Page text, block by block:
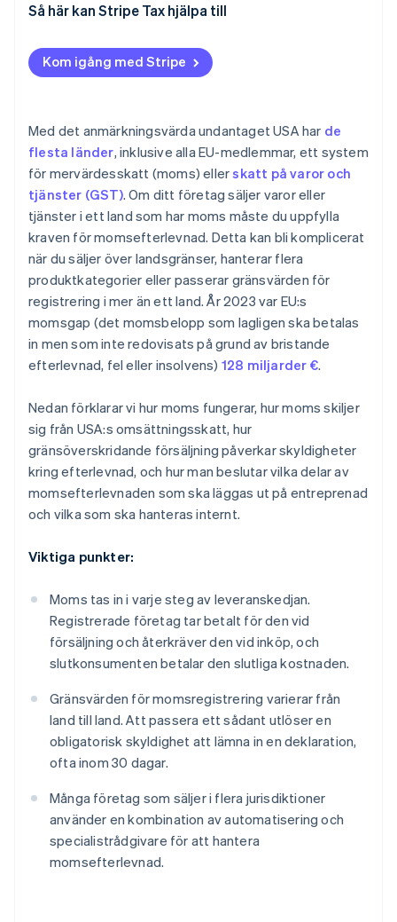
Så här kan Stripe Tax hjälpa till
Kom igång med Stripe
Med det anmärkningsvärda undantaget USA har de
flesta länder, inklusive alla EU-medlemmar, ett system
för mervärdesskatt (moms) ellerskatt på varor och
tjänster (GST). Om ditt företag säljer varor eller
tjänster i ett land som har moms måste du uppfylla
kraven för momsefterlevnad. Detta kan bli komplicerat
när du säljer över landsgränser, hanterar flera
produktkategorier eller passerar gränsvärden för
registrering i mer än ett land. År 2023 var EU:s
momsgap (det momsbelopp som lagligen ska betalas
in men som inte redovisats på grund av bristande
efterlevnad, fel eller insolvens) 128 miljarder €.
Nedan förklarar vi hur moms fungerar, hur moms skiljer
sig från USA:s omsättningsskatt, hur
gränsöverskridande försäljning påverkar skyldigheter
kring efterlevnad, och hur man beslutar vilka delar av
momsefterlevnaden som ska läggas ut på entreprenad
och vilka som ska hanteras internt.
Viktiga punkter:
Moms tas in i varje steg av leveranskedjan.
Registrerade företag tar betalt för den vid
försäljning och återkräver den vid inköp, och
slutkonsumenten betalar den slutliga kostnaden.
Gränsvärden för momsregistrering varierar från
land till land. Att passera ett sådant utlöser en
obligatorisk skyldighet att lämna in en deklaration,
ofta inom 30 dagar.
Många företag som säljer i flera jurisdiktioner
använder en kombination av automatisering och
specialistrådgivare för att hantera
momsefterlevnad.